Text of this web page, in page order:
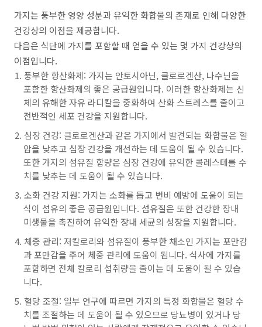
가지는 풍부한 영양 성분과 유익한 화합물의 존재로 인해 다양한
건강상의 이점을 제공합니다.
다음은 식단에 가지를 포함할 때 얻을 수 있는 몇 가지 건강상의
이점입니다.
풍부한 항산화제: 가지는 안토시아닌, 클로로겐산, 나수닌을
포함한 항산화제의 좋은 공급원입니다. 이러한 항산화제는 신
체의 유해한 자유 라디칼을 중화하여 산화 스트레스를 줄이고
전반적인 세포 건강을 지원합니다.
심장 건강: 클로로겐산과 같은 가지에서 발견되는 화합물은 혈
압을 낮추고 심장 건강을 개선하는 데 도움이 될 수 있습니다.
또한 가지의 섬유질 함량은 심장 건강에 유익한 콜레스테롤 수
치를 낮추는 데 도움이 될 수 있습니다.
소화 건강 지원: 가지는 소화를 돕고 변비 예방에 도움이 되는
식이 섬유의 좋은 공급원입니다. 섬유질은 또한 건강한 장내
미생물을 촉진하여 유익한 장내 세균의 성장을 지원합니다.
체중 관리: 저칼로리와 섬유질이 풍부한 채소인 가지는 포만감
과 포만감을 주어 체중 관리에 도움이 됩니다. 식사에 가지를
포함하면 전체 칼로리 섭취량을 줄이는 데 도움이 될 수 있습
니다.
혈당 조절: 일부 연구에 따르면 가지의 특정 화합물은 혈당 수
치를 조절하는 데 도움이 될 수 있으므로 당뇨병이 있거나 당